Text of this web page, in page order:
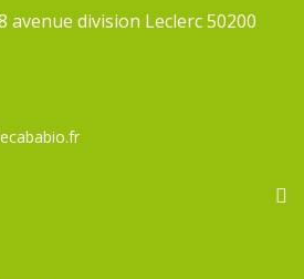
avenue division Leclerc 50200